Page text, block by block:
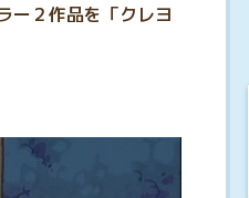
ー２作品を「クレヨ